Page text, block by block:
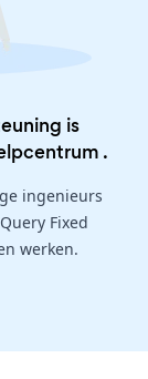
is
.
ingenieurs
Fixed
werken.